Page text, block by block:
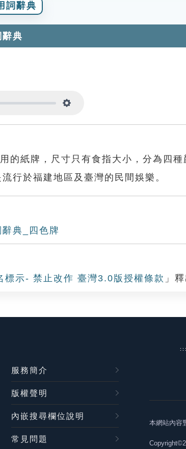
詞辭典
典
的紙牌，尺寸只有食指大小，分為四
行於福建地區及臺灣的民間娛樂。
典_四色牌
標示- 禁止改作 臺灣3.0版授權條款 」
:::
服務簡介
版權聲明
內嵌搜尋欄位說明
常見問題
本網站內容